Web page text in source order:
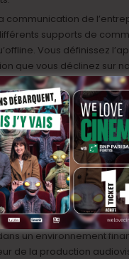
communication de
supports de
Vous définissez
que vous déclinez sur
que le site web, facebook
vous développez de
et gérez les
présence lors
au Business &
d’une expérience
un environnement
de la production